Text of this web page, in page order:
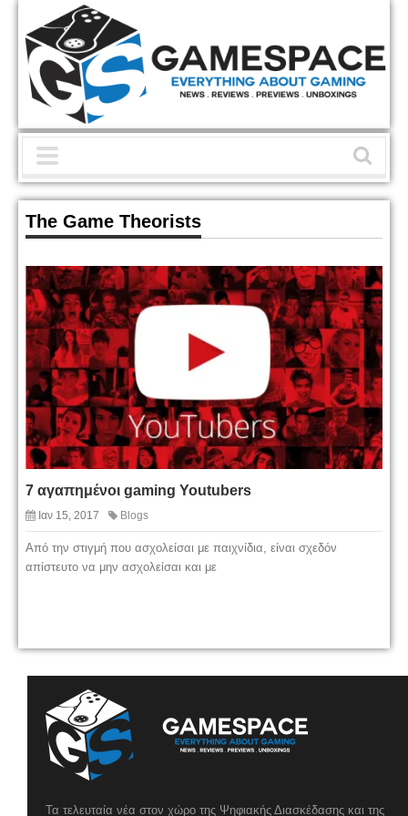
The Game Theorists
7 αγαπημένοι gaming Youtubers
Ιαν 15, 2017 Blogs
Από την στιγμή που ασχολείσαι με παιχνίδια, είναι σχεδόν
απίστευτο να μην ασχολείσαι και με
Τα τελευταία νέα στον χώρο της Ψηφιακής Διασκέδασης και της